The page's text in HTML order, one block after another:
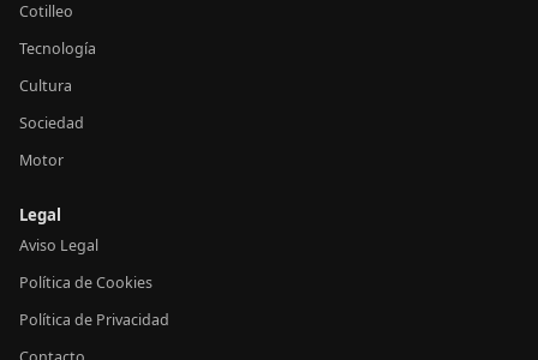
Cotilleo
Tecnología
Cultura
Sociedad
Motor
Legal
Aviso Legal
Política de Cookies
Política de Privacidad